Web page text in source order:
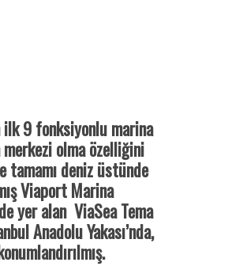
ilk 9 fonksiyonlu marina
merkezi olma özelliğini
tamamı deniz üstünde
Viaport Marina
yer alan ViaSea Tema
Anadolu Yakası’nda,